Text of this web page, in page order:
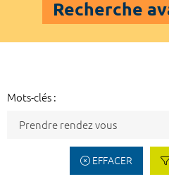
Recherche
Mots-clés :
EFFACER